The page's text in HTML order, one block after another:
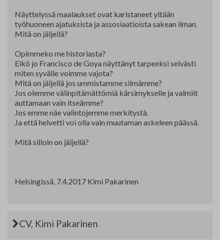
Näyttelyssä maalaukset ovat karistaneet yltään
työhuoneen ajatuksista ja assosiaatioista sakean ilman.
Mitä on jäljellä?
Opimmeko me historiasta?
Eikö jo Francisco de Goya näyttänyt tarpeeksi selvästi
miten syvälle voimme vajota?
Mitä on jäljellä jos ummistamme silmämme?
Jos olemme välinpitämättömiä kärsimykselle ja valmiit
auttamaan vain itseämme?
Jos emme näe valintojemme merkitystä.
Ja että helvetti voi olla vain muutaman askeleen päässä.
Mitä silloin on jäljellä?
Helsingissä, 7.4.2017 Kimi Pakarinen
CV, Kimi Pakarinen